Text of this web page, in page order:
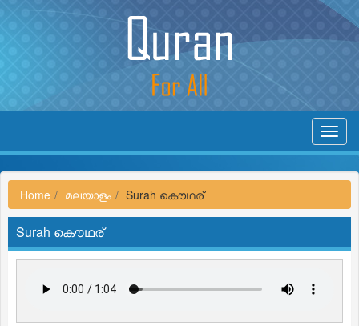
Home മലയാളം Surah കൌഥര്
Surah കൌഥര്